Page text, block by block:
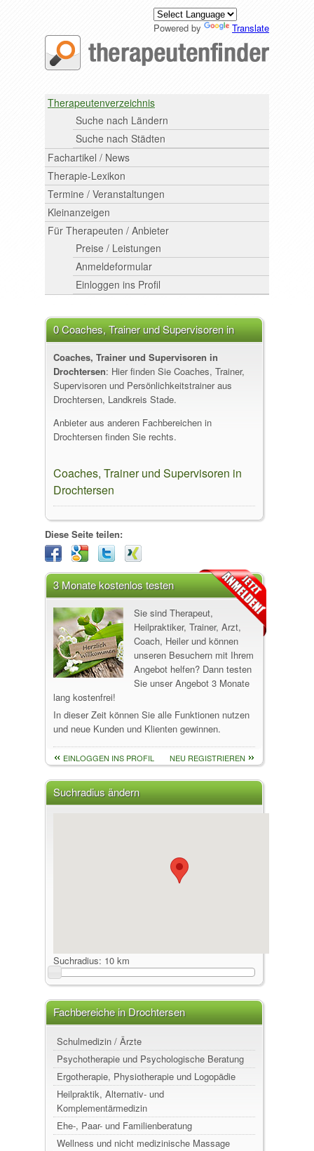
Powered by Translate
Therapeutenverzeichnis
Suche nach Ländern
Suche nach Städten
Fachartikel / News
Therapie-Lexikon
Termine / Veranstaltungen
Kleinanzeigen
Für Therapeuten / Anbieter
Preise / Leistungen
Anmeldeformular
Einloggen ins Profil
0 Coaches, Trainer und Supervisoren in
Drochtersen
Coaches, Trainer und Supervisoren in
Drochtersen: Hier finden Sie Coaches, Trainer,
Supervisoren und Persönlichkeitstrainer aus
Drochtersen, Landkreis Stade.
Anbieter aus anderen Fachbereichen in
Drochtersen finden Sie rechts.
Coaches, Trainer und Supervisoren in
Drochtersen
Diese Seite teilen:
3 Monate kostenlos testen
Sie sind Therapeut,
Heilpraktiker, Trainer, Arzt,
Coach, Heiler und können
unseren Besuchern mit Ihrem
Angebot helfen? Dann testen
Sie unser Angebot 3 Monate
lang kostenfrei!
In dieser Zeit können Sie alle Funktionen nutzen
und neue Kunden und Klienten gewinnen.
EINLOGGEN INS PROFIL NEU REGISTRIEREN
Suchradius ändern
Suchradius: 10 km
Fachbereiche in Drochtersen
Schulmedizin / Ärzte
Psychotherapie und Psychologische Beratung
Ergotherapie, Physiotherapie und Logopädie
Heilpraktik, Alternativ- und
Komplementärmedizin
Ehe-, Paar- und Familienberatung
Wellness und nicht medizinische Massage